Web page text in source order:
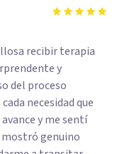
recibir terapia
y
del proceso
necesidad que
y me sentí
mostró genuino